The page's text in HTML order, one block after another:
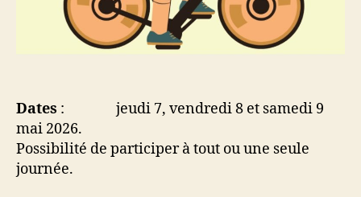
Dates : jeudi 7, vendredi 8 et samedi 9
mai 2026.
Possibilité de participer à tout ou une seule
journée.